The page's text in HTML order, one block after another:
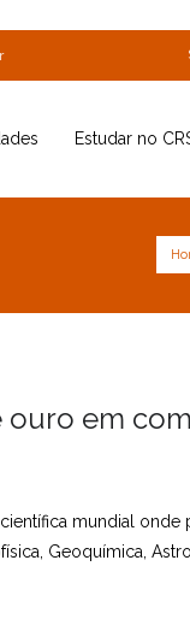
Estudar no
ouro em
mundial
Geoquímica,